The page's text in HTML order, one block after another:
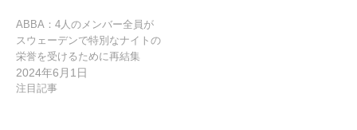
ABBA：4人のメンバー全員が
スウェーデンで特別なナイトの
栄誉を受けるために再結集
2024年6月1日
注目記事